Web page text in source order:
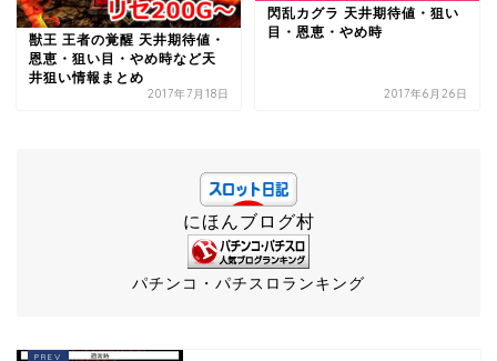
獣王 王者の覚醒 天井期待値・
恩恵・狙い目・やめ時など天
井狙い情報まとめ
2017年7月18日
閃乱カグラ 天井期待値・狙い
目・恩恵・やめ時
2017年6月26日
にほんブログ村
パチンコ・パチスロランキング